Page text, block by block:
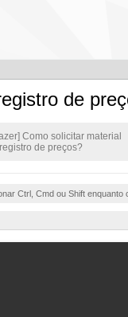
de
Como solicitar material
de preços?
Ctrl, Cmd ou Shift